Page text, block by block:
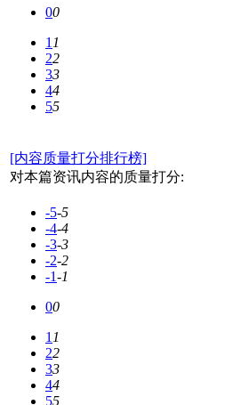
00
11
22
33
44
55
[内容质量打分排行榜]
对本篇资讯内容的质量打分:
-5-5
-4-4
-3-3
-2-2
-1-1
00
11
22
33
44
55